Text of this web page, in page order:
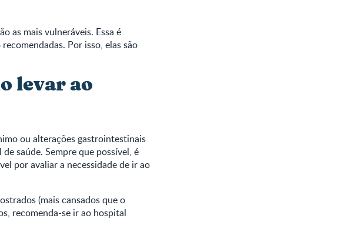
as mais vulneráveis. Essa é
Por isso, elas são
levar ao
ou alterações gastrointestinais
saúde. Sempre que possível, é
por avaliar a necessidade de ir ao
(mais cansados que o
recomenda-se ir ao hospital